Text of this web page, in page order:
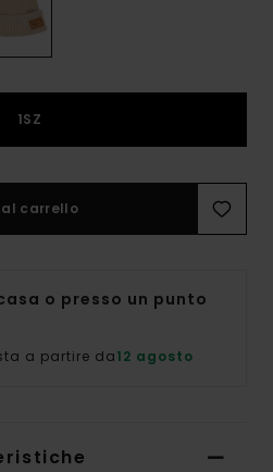
1SZ
carrello
o presso un punto
a partire da12 agosto